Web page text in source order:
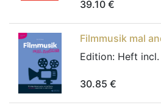
39.10 €
Filmmusik mal
Edition: Heft incl.
30.85 €